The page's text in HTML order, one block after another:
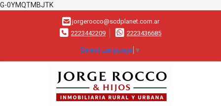
G-0YMQTMBJTK
jorgerocco@scdplanet.com.ar
2223442209
2223436685
Select Language ▼